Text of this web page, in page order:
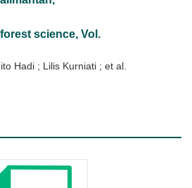
science, Vol.
Hadi ; Lilis Kurniati ; et al.